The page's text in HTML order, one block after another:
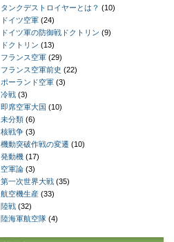
タンクデストロイヤーとは？ (10)
ドイツ空軍(24)
ドイツ軍の防御戦ドクトリン (9)
ドクトリン (13)
フランス空軍(29)
フランス空軍前史 (22)
ポーランド空軍(3)
冷戦(3)
即席空軍大国 (10)
未分類(6)
核戦争(3)
機動突破作戦の変遷 (10)
発動機(17)
空軍論(3)
第一次世界大戦(35)
航空機生産(33)
陸戦(32)
陸海軍航空隊(4)